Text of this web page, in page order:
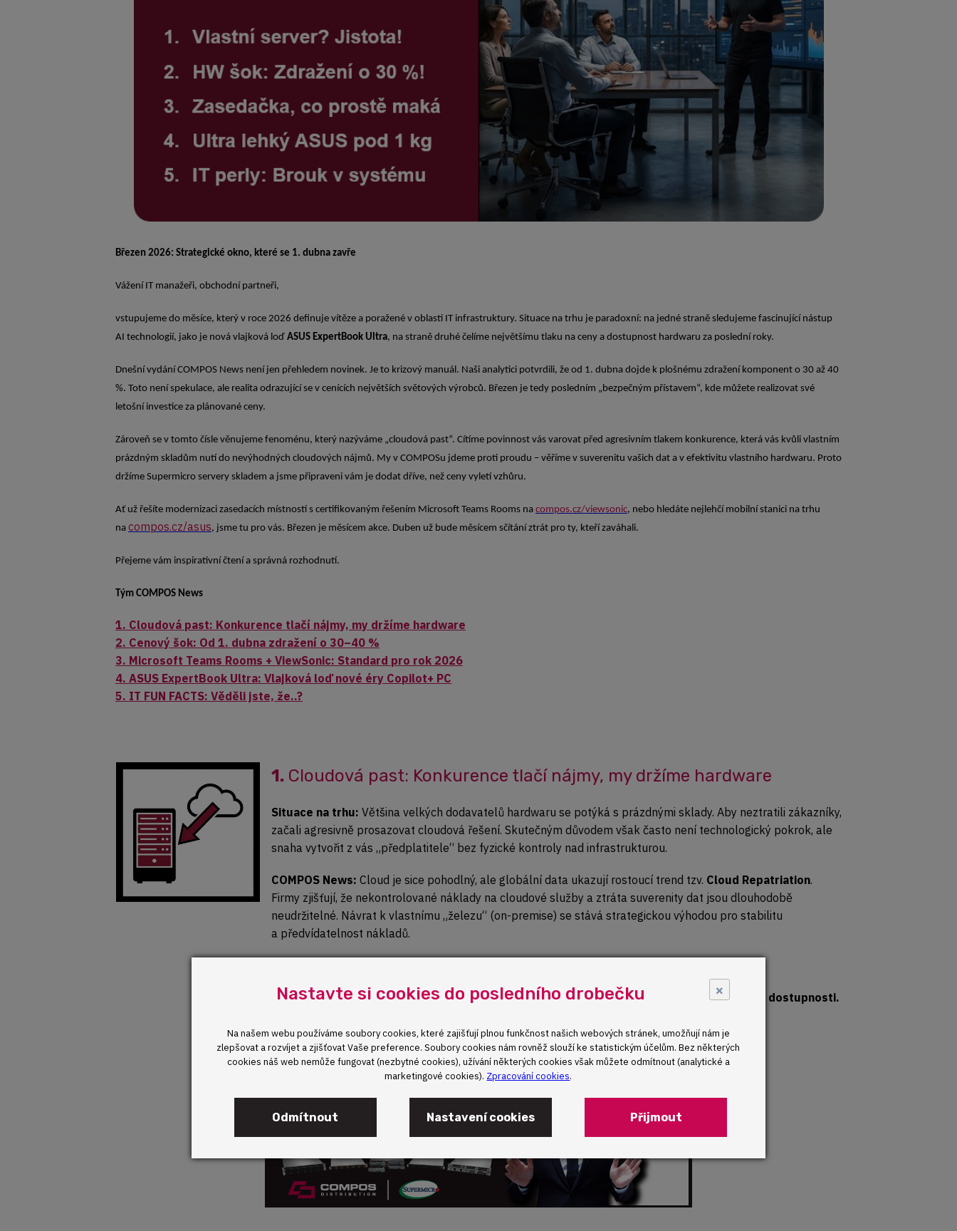
Březen 2026: Strategické okno, které se 1. dubna zavře
Vážení IT manažeři, obchodní partneři,
vstupujeme do měsíce, který v roce 2026 definuje vítěze a poražené v oblasti IT infrastruktury. Situace na trhu je paradoxní: na jedné straně sledujeme fascinující nástup
AI technologií, jako je nová vlajková loď ASUS ExpertBook Ultra, na straně druhé čelíme největšímu tlaku na ceny a dostupnost hardwaru za poslední roky.
Dnešní vydání COMPOS News není jen přehledem novinek. Je to krizový manuál. Naši analytici potvrdili, že od 1. dubna dojde k plošnému zdražení komponent o 30 až 40
%. Toto není spekulace, ale realita odrazující se v cenících největších světových výrobců. Březen je tedy posledním „bezpečným přístavem“, kde můžete realizovat své
letošní investice za plánované ceny.
Zároveň se v tomto čísle věnujeme fenoménu, který nazýváme „cloudová past“. Cítíme povinnost vás varovat před agresivním tlakem konkurence, která vás kvůli vlastním
prázdným skladům nutí do nevýhodných cloudových nájmů. My v COMPOSu jdeme proti proudu – věříme v suverenitu vašich dat a v efektivitu vlastního hardwaru. Proto
držíme Supermicro servery skladem a jsme připraveni vám je dodat dříve, než ceny vyletí vzhůru.
Ať už řešíte modernizaci zasedacích místností s certifikovaným řešením Microsoft Teams Rooms na compos.cz/viewsonic, nebo hledáte nejlehčí mobilní stanici na trhu
na compos.cz/asus, jsme tu pro vás. Březen je měsícem akce. Duben už bude měsícem sčítání ztrát pro ty, kteří zaváhali.
Přejeme vám inspirativní čtení a správná rozhodnutí.
Tým COMPOS News
1. Cloudová past: Konkurence tlačí nájmy, my držíme hardware
2. Cenový šok: Od 1. dubna zdražení o 30–40 %
3. Microsoft Teams Rooms + ViewSonic: Standard pro rok 2026
4. ASUS ExpertBook Ultra: Vlajková loď nové éry Copilot+ PC
5. IT FUN FACTS: Věděli jste, že..?
1. Cloudová past: Konkurence tlačí nájmy, my držíme hardware
Situace na trhu: Většina velkých dodavatelů hardwaru se potýká s prázdnými sklady. Aby neztratili zákazníky,
začali agresivně prosazovat cloudová řešení. Skutečným důvodem však často není technologický pokrok, ale
snaha vytvořit z vás „předplatitele“ bez fyzické kontroly nad infrastrukturou.
COMPOS News: Cloud je sice pohodlný, ale globální data ukazují rostoucí trend tzv. Cloud Repatriation.
Firmy zjišťují, že nekontrolované náklady na cloudové služby a ztráta suverenity dat jsou dlouhodobě
neudržitelné. Návrat k vlastnímu „železu“ (on-premise) se stává strategickou výhodou pro stabilitu
a předvídatelnost nákladů.
Nenechte se zavřít do cloudové pasti. Chci nacenit vlastní server Supermicro se zárukou dostupnosti.
×
Nastavte si cookies do posledního drobečku
Na našem webu používáme soubory cookies, které zajišťují plnou funkčnost našich webových stránek, umožňují nám je
zlepšovat a rozvíjet a zjišťovat Vaše preference. Soubory cookies nám rovněž slouží ke statistickým účelům. Bez některých
cookies náš web nemůže fungovat (nezbytné cookies), užívání některých cookies však můžete odmítnout (analytické a
marketingové cookies). Zpracování cookies.
Odmítnout Nastavení cookies Přijmout